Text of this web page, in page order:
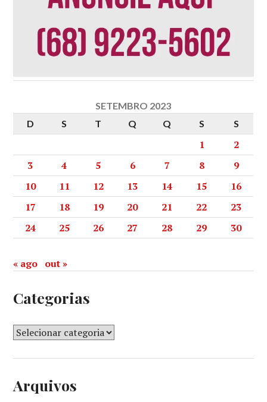
SETEMBRO 2023
D
S T Q Q S S
1
2
3
4 5 6 7 8
9
10
11 12 13 14 15
16
17
18 19 20 21 22
23
24
25 26 27 28 29 30
« ago out »
Categorias
Arquivos